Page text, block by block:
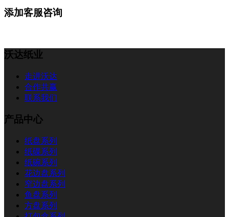
添加客服咨询
沃达纸业
走进沃达
合作共赢
联系我们
产品中心
纸盘系列
纸碟系列
纸碗系列
花边盘系列
窄边盘系列
鱼盘系列
方盘系列